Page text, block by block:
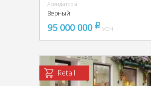
Арендаторы
Верный
95 000 000 pуб
УСН
Retail